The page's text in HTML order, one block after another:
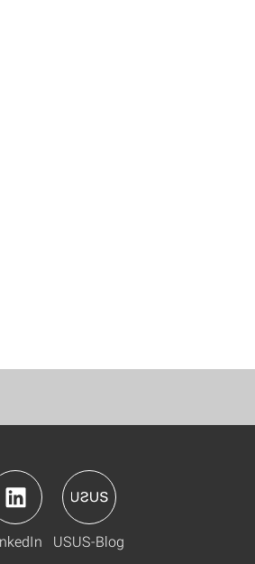
USUS-Blog